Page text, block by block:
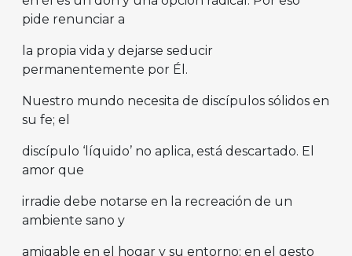
pide renunciar a
la propia vida y dejarse seducir
permanentemente por Él.
Nuestro mundo necesita de discípulos sólidos en
su fe; el
discípulo ‘líquido’ no aplica, está descartado. El
amor que
irradie debe notarse en la recreación de un
ambiente sano y
amigable en el hogar y su entorno; en el gesto